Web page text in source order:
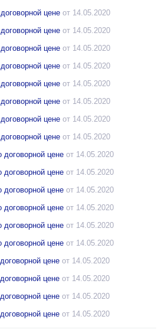
цене от 14.05.2020
цене от 14.05.2020
цене от 14.05.2020
цене от 14.05.2020
цене от 14.05.2020
цене от 14.05.2020
цене от 14.05.2020
цене от 14.05.2020
договорной цене от 14.05.2020
договорной цене от 14.05.2020
договорной цене от 14.05.2020
договорной цене от 14.05.2020
договорной цене от 14.05.2020
договорной цене от 14.05.2020
цене от 14.05.2020
цене от 14.05.2020
цене от 14.05.2020
цене от 14.05.2020